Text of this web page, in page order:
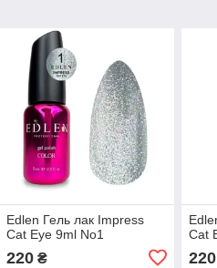
Edlen Гель лак Impress
Cat Eye 9ml No1
220₴
Cat
220